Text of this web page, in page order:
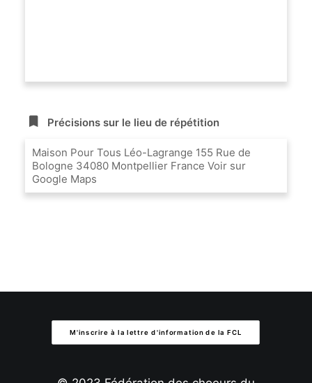
Précisions sur le lieu de répétition
Maison Pour Tous Léo-Lagrange 155 Rue de
Bologne 34080 Montpellier France Voir sur
Google Maps
M'inscrire à la lettre d'information de la FCL